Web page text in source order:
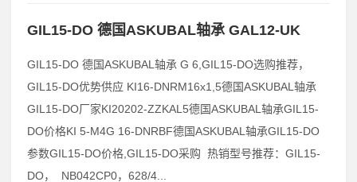
GIL15-DO 德国ASKUBAL轴承 GAL12-UK
GIL15-DO 德国ASKUBAL轴承 G 6,GIL15-DO选购推荐，
GIL15-DO优势供应 KI16-DNRM16x1,5德国ASKUBAL轴承
GIL15-DO厂家KI20202-ZZKAL5德国ASKUBAL轴承GIL15-
DO价格KI 5-M4G 16-DNRBF德国ASKUBAL轴承GIL15-DO
参数GIL15-DO价格,GIL15-DO采购 热销型号推荐：GIL15-
DO， NB042CP0，628/4...